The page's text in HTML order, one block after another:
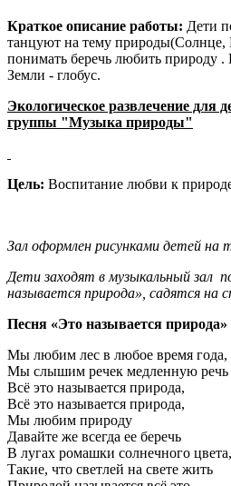
Краткое описание работы: Дети
танцуют на тему природы(Солнце,
понимать беречь любить природу
Земли - глобус.
Экологическое развлечение для
группы "Музыка природы"
Цель: Воспитание любви к
Зал оформлен рисунками детей на
Дети заходят в музыкальный зал
называется природа», садятся на
Песня «Это называется
Мы любим лес в любое время года,
Мы слышим речек медленную речь
Всё это называется природа,
Всё это называется природа,
Мы любим природу
Давайте же всегда ее беречь
В лугах ромашки солнечного цвета,
Такие, что светлей на свете жить